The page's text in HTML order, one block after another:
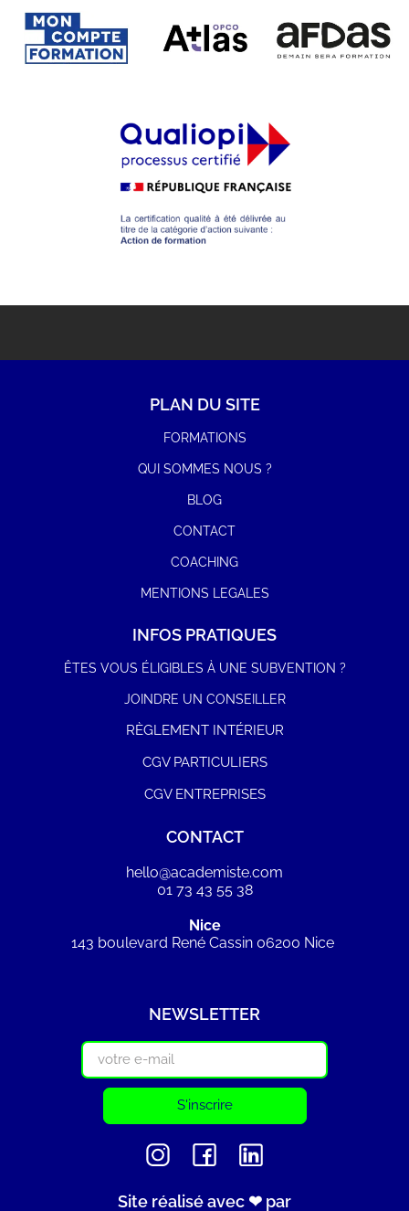
Demandeur d'emploi
Etudiant
Indépendant
Particulier
PLAN DU SITE
FORMATIONS
QUI SOMMES NOUS ?
BLOG
CONTACT
COACHING
MENTIONS LEGALES
INFOS PRATIQUES
ÊTES VOUS ÉLIGIBLES À UNE SUBVENTION ?
JOINDRE UN CONSEILLER
RÈGLEMENT INTÉRIEUR
CGV PARTICULIERS
CGV ENTREPRISES
CONTACT
hello@academiste.com
01 73 43 55 38
Nice
143 boulevard René Cassin 06200 Nice
NEWSLETTER
S'inscrire
Site réalisé avec ❤ par